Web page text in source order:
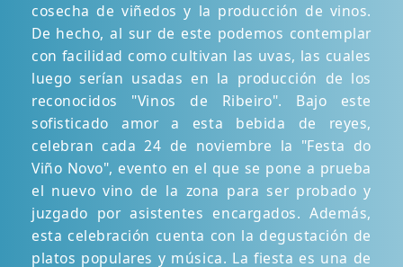
cosecha de viñedos y la producción de vinos.
De hecho, al sur de este podemos contemplar
con facilidad como cultivan las uvas, las cuales
luego serían usadas en la producción de los
reconocidos "Vinos de Ribeiro". Bajo este
sofisticado amor a esta bebida de reyes,
celebran cada 24 de noviembre la "Festa do
Viño Novo", evento en el que se pone a prueba
el nuevo vino de la zona para ser probado y
juzgado por asistentes encargados. Además,
esta celebración cuenta con la degustación de
platos populares y música. La fiesta es una de